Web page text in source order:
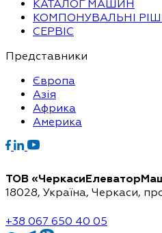
КАТАЛОГ МАШИН
КОМПОНУВАЛЬНІ
СЕРВІС
Представники
Європа
Азія
Африка
Америка
ТОВ
18028, Україна, Черкаси,
+38 067 650 40 05